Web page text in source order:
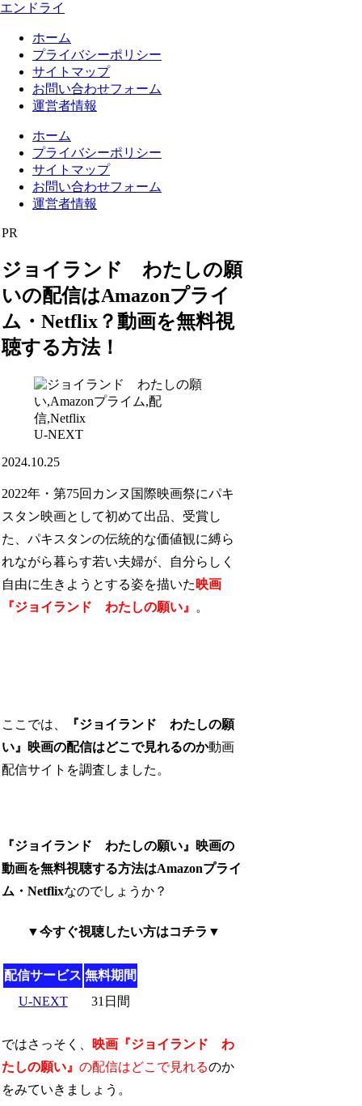
エンドライ
ホーム
プライバシーポリシー
サイトマップ
お問い合わせフォーム
運営者情報
ホーム
プライバシーポリシー
サイトマップ
お問い合わせフォーム
運営者情報
PR
ジョイランド わたしの願
いの配信はAmazonプライ
ム・Netflix？動画を無料視
聴する方法！
U-NEXT
2024.10.25
2022年・第75回カンヌ国際映画祭にパキ
スタン映画として初めて出品、受賞し
た、パキスタンの伝統的な価値観に縛ら
れながら暮らす若い夫婦が、自分らしく
自由に生きようとする姿を描いた 映画
『ジョイランド わたしの願い』
。
ここでは、
『ジョイランド わたしの願
い』映画の配信はどこで見れるのか動画
配信サイトを調査しました。
『ジョイランド わたしの願い』映画の
動画を無料視聴する方法はAmazonプライ
ム・Netflixなのでしょうか？
▼今すぐ視聴したい方はコチラ▼
配信サービス 無料期間
U-NEXT
31日間
ではさっそく、
映画『ジョイランド わ
たしの願い』の配信はどこで見れるのか
をみていきましょう。